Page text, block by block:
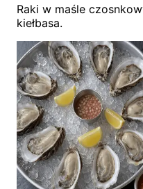
Raki w maśle
kiełbasa.